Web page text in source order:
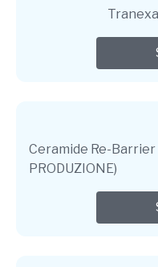
Ceramide Re-Barrier
PRODUZIONE)